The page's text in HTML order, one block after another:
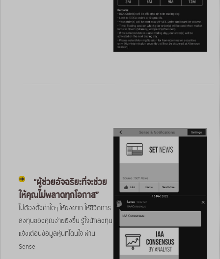
“ผู้ช่วยอัจฉริยะที่จะช่วย
ให้คุณไม่พลาดทุกโอกาส”
ไม่ต้องตั้งค่าใดๆ ให้ยุ่งยาก ให้ชีวิตการ
ลงทุนของคุณง่ายยิ่งขึ้น รู้ใจนักลงทุน
แจ้งเตือนข้อมูลหุ้นที่โดนใจ ผ่าน
Sense